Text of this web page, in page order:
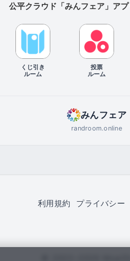
公平クラウド「みんフェア」ア
くじ引き
ルーム
投票
ルーム
みんフェア
randroom.online
利用規約 プライバシー